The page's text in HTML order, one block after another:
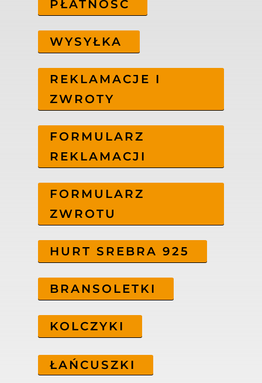
PŁATNOŚĆ
WYSYŁKA
REKLAMACJE I
ZWROTY
FORMULARZ
REKLAMACJI
FORMULARZ
ZWROTU
HURT SREBRA 925
BRANSOLETKI
KOLCZYKI
ŁAŃCUSZKI